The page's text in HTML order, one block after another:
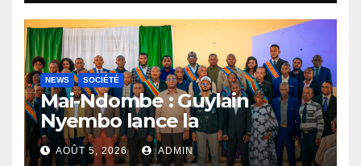
NEWS SOCIÉTÉ
Mai-Ndombe : Guylain
Nyembo lance la
sensibilisation au deuxième
recensement général à
AOÛT 5, 2026 ADMIN